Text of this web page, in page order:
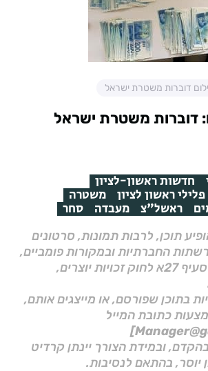
דוברות משטרת ישראל
דוברות משטרת ישראל
חדשות ראשון-לציון
פלילי ראשון לציון משטרה
ראשל"צ מעבדה סחר
תוכן, לרבות תמונות, סרטונים
החברתיות ובמקורות פומביים,
בהתאם להוראות סעיף 27א לחוק זכויות יוצרים,
בתוכן שפורסם, או מייצגים אותם,
כתובת המייל
ובמידת הצורך יינתן קרדיט
יוסר, בהתאם לנסיבות.